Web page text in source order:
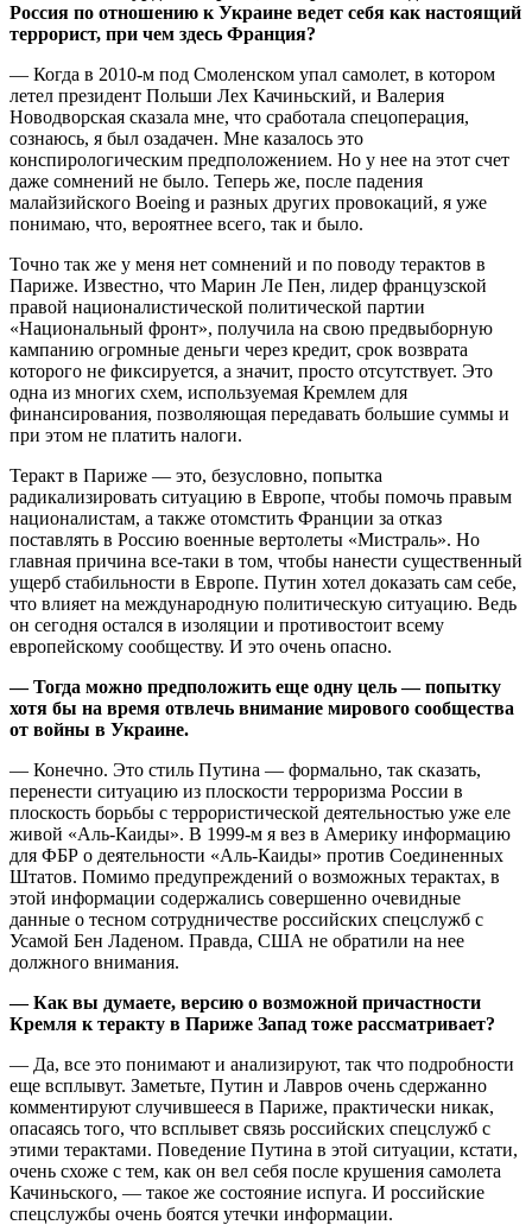
Россия по отношению к Украине ведет себя как настоящий
террорист, при чем здесь Франция?
— Когда в 2010-м под Смоленском упал самолет, в котором
летел президент Польши Лех Качиньский, и Валерия
Новодворская сказала мне, что сработала спецоперация,
сознаюсь, я был озадачен. Мне казалось это
конспирологическим предположением. Но у нее на этот счет
даже сомнений не было. Теперь же, после падения
малайзийского Boeing и разных других провокаций, я уже
понимаю, что, вероятнее всего, так и было.
Точно так же у меня нет сомнений и по поводу терактов в
Париже. Известно, что Марин Ле Пен, лидер французской
правой националистической политической партии
«Национальный фронт», получила на свою предвыборную
кампанию огромные деньги через кредит, срок возврата
которого не фиксируется, а значит, просто отсутствует. Это
одна из многих схем, используемая Кремлем для
финансирования, позволяющая передавать большие суммы и
при этом не платить налоги.
Теракт в Париже — это, безусловно, попытка
радикализировать ситуацию в Европе, чтобы помочь правым
националистам, а также отомстить Франции за отказ
поставлять в Россию военные вертолеты «Мистраль». Но
главная причина все-таки в том, чтобы нанести существенный
ущерб стабильности в Европе. Путин хотел доказать сам себе,
что влияет на международную политическую ситуацию. Ведь
он сегодня остался в изоляции и противостоит всему
европейскому сообществу. И это очень опасно.
— Тогда можно предположить еще одну цель — попытку
хотя бы на время отвлечь внимание мирового сообщества
от войны в Украине.
— Конечно. Это стиль Путина — формально, так сказать,
перенести ситуацию из плоскости терроризма России в
плоскость борьбы с террористической деятельностью уже еле
живой «Аль-Каиды». В 1999-м я вез в Америку информацию
для ФБР о деятельности «Аль-Каиды» против Соединенных
Штатов. Помимо предупреждений о возможных терактах, в
этой информации содержались совершенно очевидные
данные о тесном сотрудничестве российских спецслужб с
Усамой Бен Ладеном. Правда, США не обратили на нее
должного внимания.
— Как вы думаете, версию о возможной причастности
Кремля к теракту в Париже Запад тоже рассматривает?
— Да, все это понимают и анализируют, так что подробности
еще всплывут. Заметьте, Путин и Лавров очень сдержанно
комментируют случившееся в Париже, практически никак,
опасаясь того, что всплывет связь российских спецслужб с
этими терактами. Поведение Путина в этой ситуации, кстати,
очень схоже с тем, как он вел себя после крушения самолета
Качиньского, — такое же состояние испуга. И российские
спецслужбы очень боятся утечки информации.